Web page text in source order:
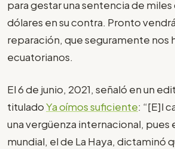
para gestar una sentencia de
dólares en su contra. Pronto
reparación, que seguramente nos
ecuatorianos.
El 6 de junio, 2021, señaló en un
tituladoYa oímos suficiente: “[E]l
una vergüenza internacional, pues
mundial, el de La Haya, dictaminó